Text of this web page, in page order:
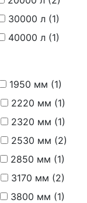
30000 л (1)
40000 л (1)
1950 мм (1)
2220 мм (1)
2320 мм (1)
2530 мм (2)
2850 мм (1)
3170 мм (2)
3800 мм (1)